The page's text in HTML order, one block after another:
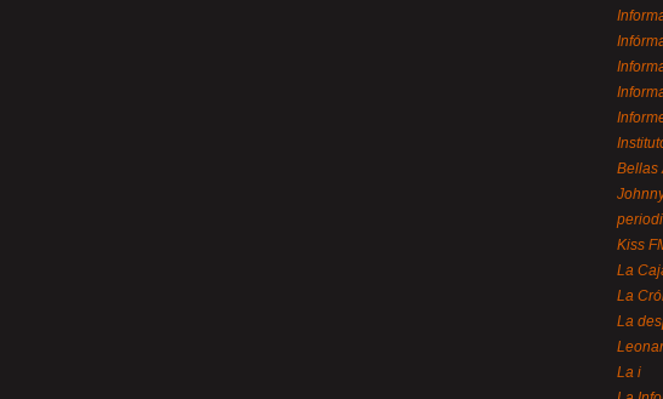
Bellas
Kiss
La
La
La
La i